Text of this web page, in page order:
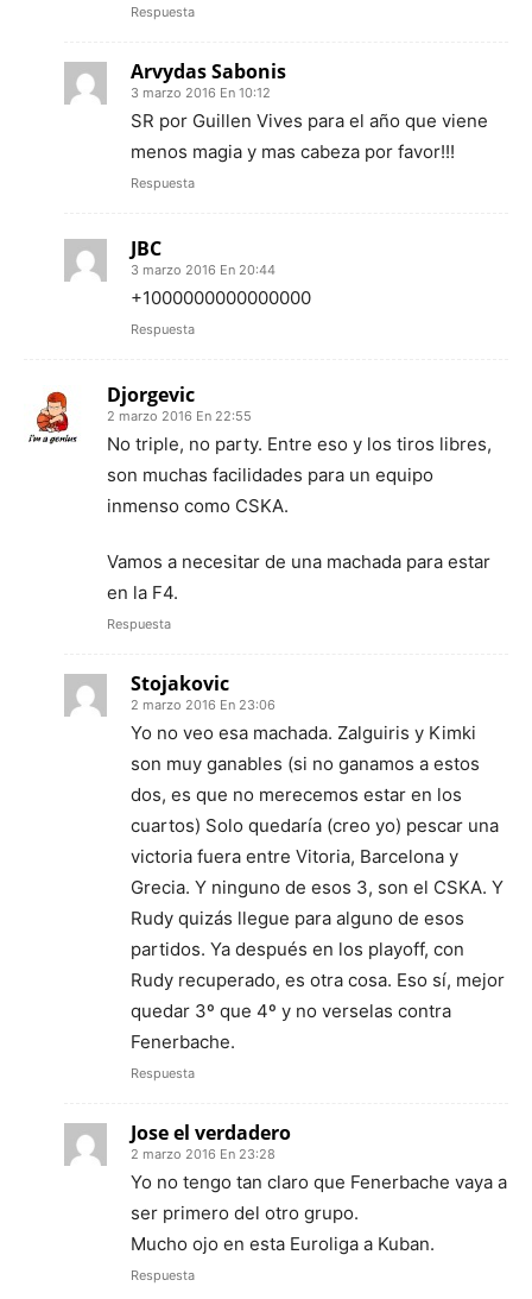
Respuesta
Arvydas Sabonis
3 marzo 2016 En 10:12
SR por Guillen Vives para el año que viene
menos magia y mas cabeza por favor!!!
Respuesta
JBC
3 marzo 2016 En 20:44
+1000000000000000
Respuesta
Djorgevic
2 marzo 2016 En 22:55
No triple, no party. Entre eso y los tiros libres,
son muchas facilidades para un equipo
inmenso como CSKA.
Vamos a necesitar de una machada para estar
en la F4.
Respuesta
Stojakovic
2 marzo 2016 En 23:06
Yo no veo esa machada. Zalguiris y Kimki
son muy ganables (si no ganamos a estos
dos, es que no merecemos estar en los
cuartos) Solo quedaría (creo yo) pescar una
victoria fuera entre Vitoria, Barcelona y
Grecia. Y ninguno de esos 3, son el CSKA. Y
Rudy quizás llegue para alguno de esos
partidos. Ya después en los playoff, con
Rudy recuperado, es otra cosa. Eso sí, mejor
quedar 3º que 4º y no verselas contra
Fenerbache.
Respuesta
Jose el verdadero
2 marzo 2016 En 23:28
Yo no tengo tan claro que Fenerbache vaya a
ser primero del otro grupo.
Mucho ojo en esta Euroliga a Kuban.
Respuesta